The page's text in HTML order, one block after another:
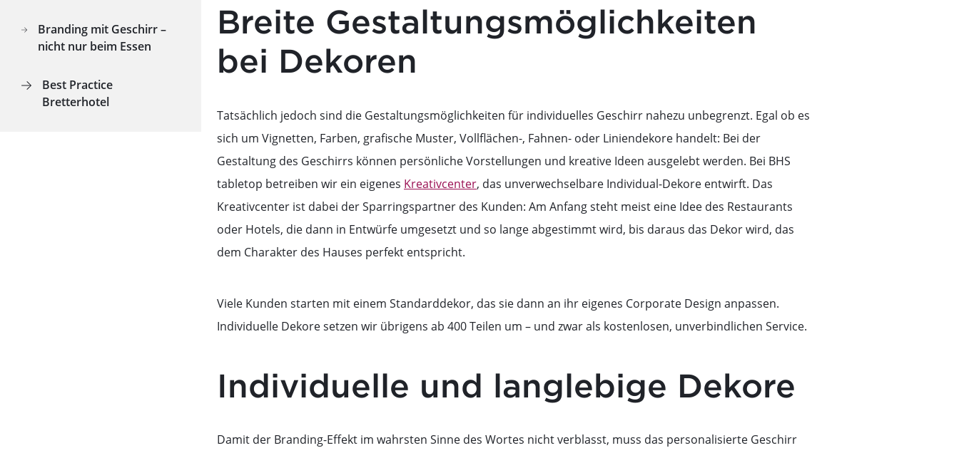
Branding mit Geschirr –
nicht nur beim Essen
Best Practice
Bretterhotel
Breite Gestaltungsmöglichkeiten
bei Dekoren
Tatsächlich jedoch sind die Gestaltungsmöglichkeiten für individuelles Geschirr nahezu unbegrenzt. Egal ob es
sich um Vignetten, Farben, grafische Muster, Vollflächen-, Fahnen- oder Liniendekore handelt: Bei der
Gestaltung des Geschirrs können persönliche Vorstellungen und kreative Ideen ausgelebt werden. Bei BHS
tabletop betreiben wir ein eigenes Kreativcenter, das unverwechselbare Individual-Dekore entwirft. Das
Kreativcenter ist dabei der Sparringspartner des Kunden: Am Anfang steht meist eine Idee des Restaurants
oder Hotels, die dann in Entwürfe umgesetzt und so lange abgestimmt wird, bis daraus das Dekor wird, das
dem Charakter des Hauses perfekt entspricht.
Viele Kunden starten mit einem Standarddekor, das sie dann an ihr eigenes Corporate Design anpassen.
Individuelle Dekore setzen wir übrigens ab 400 Teilen um – und zwar als kostenlosen, unverbindlichen Service.
Individuelle und langlebige Dekore
Damit der Branding-Effekt im wahrsten Sinne des Wortes nicht verblasst, muss das personalisierte Geschirr